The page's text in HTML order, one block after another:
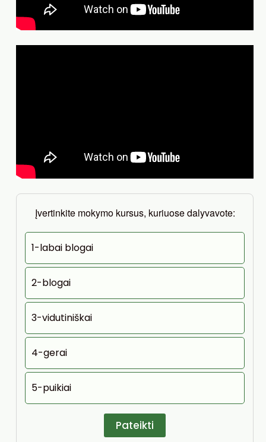
Įvertinkite mokymo kursus, kuriuose dalyvavote:
1-labai blogai
2-blogai
3-vidutiniškai
4-gerai
5-puikiai